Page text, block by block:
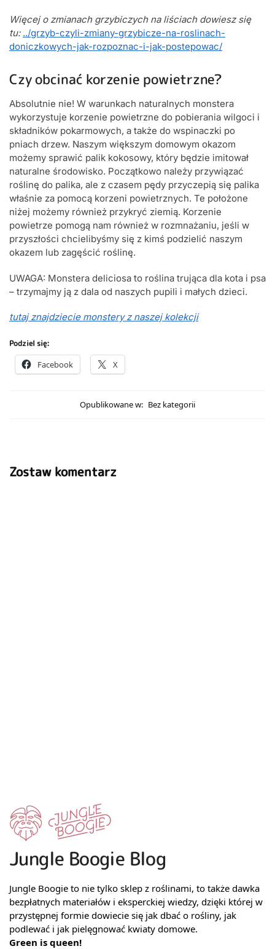
Więcej o zmianach grzybiczych na liściach dowiesz się
tu: ../grzyb-czyli-zmiany-grzybicze-na-roslinach-
doniczkowych-jak-rozpoznac-i-jak-postepowac/
Czy obcinać korzenie powietrzne?
Absolutnie nie! W warunkach naturalnych monstera
wykorzystuje korzenie powietrzne do pobierania wilgoci i
składników pokarmowych, a także do wspinaczki po
pniach drzew. Naszym większym domowym okazom
możemy sprawić palik kokosowy, który będzie imitował
naturalne środowisko. Początkowo należy przywiązać
roślinę do palika, ale z czasem pędy przyczepią się palika
właśnie za pomocą korzeni powietrznych. Te położone
niżej możemy również przykryć ziemią. Korzenie
powietrze pomogą nam również w rozmnażaniu, jeśli w
przyszłości chcielibyśmy się z kimś podzielić naszym
okazem lub zagęścić roślinę.
UWAGA: Monstera deliciosa to roślina trująca dla kota i psa
– trzymajmy ją z dala od naszych pupili i małych dzieci.
tutaj znajdziecie monstery z naszej kolekcji
Podziel się:
Facebook X
Opublikowane w: Bez kategorii
Zostaw komentarz
Jungle Boogie Blog
Jungle Boogie to nie tylko sklep z roślinami, to także dawka
bezpłatnych materiałów i eksperckiej wiedzy, dzięki której w
przystępnej formie dowiecie się jak dbać o rośliny, jak
podlewać i jak pielęgnować kwiaty domowe.
Green is queen!